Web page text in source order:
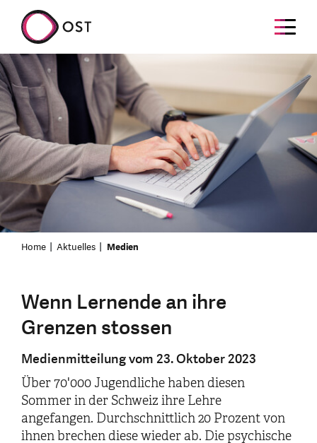
Home Aktuelles Medien
Wenn Lernende an ihre
Grenzen stossen
Medienmitteilung vom 23. Oktober 2023
Über 70'000 Jugendliche haben diesen
Sommer in der Schweiz ihre Lehre
angefangen. Durchschnittlich 20 Prozent von
ihnen brechen diese wieder ab. Die psychische